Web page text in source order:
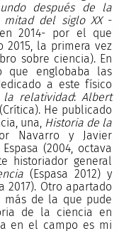
después de la
del siglo XX-
2014- por el que
2015, la primera vez
sobre ciencia). En
que englobaba las
a este físico
relatividad:Albert
He publicado
una, Historia de la
Navarro y Javier
(2004, octava
historiador general
(Espasa 2012) y
2017). Otro apartado
más de la que pude
de la ciencia en
en el campo es mi